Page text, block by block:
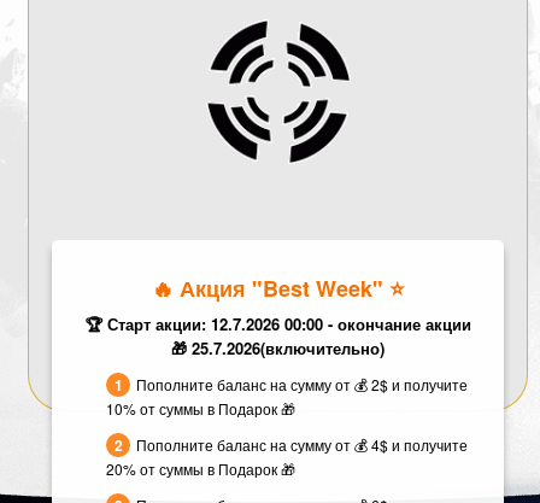
🔥 Акция "Best Week" ⭐️
🏆 Старт акции: 12.7.2026 00:00 - окончание акции
🎁 25.7.2026(включительно)
Пополните баланс на сумму от 💰 2$ и получите
10% от суммы в Подарок 🎁
Пополните баланс на сумму от 💰 4$ и получите
20% от суммы в Подарок 🎁